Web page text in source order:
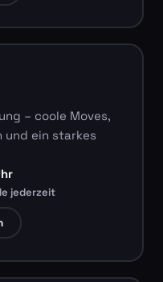
– coole Moves,
und ein starkes
jederzeit